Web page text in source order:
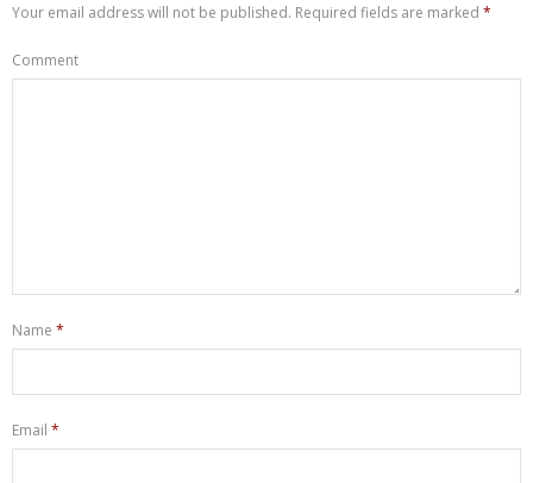
Your email address will not be published. Required fields are marked *
Comment
Name *
Email *